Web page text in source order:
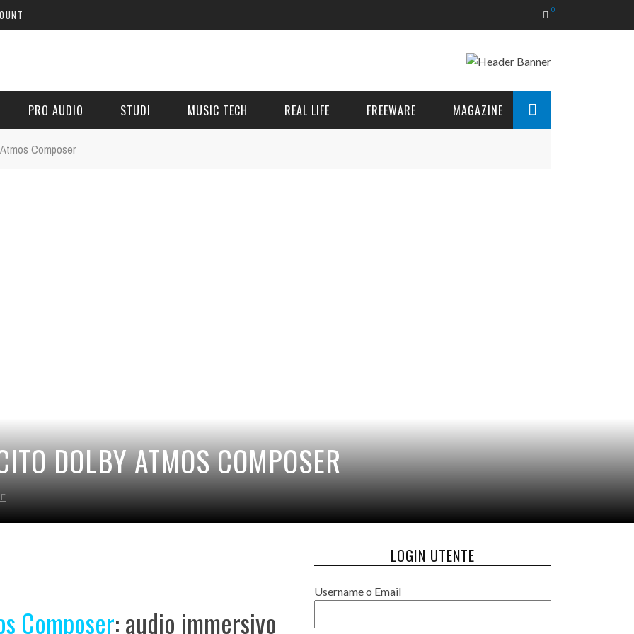
0
PRO AUDIO STUDI MUSIC TECH REAL LIFE FREEWARE MAGAZINE
Composer
DOLBY ATMOS COMPOSER
Composer: audio immersivo
LOGIN UTENTE
Username o Email